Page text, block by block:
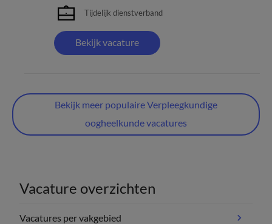
Tijdelijk dienstverband
Bekijk vacature
Bekijk meer populaire Verpleegkundige
oogheelkunde vacatures
Vacature overzichten
Vacatures per vakgebied